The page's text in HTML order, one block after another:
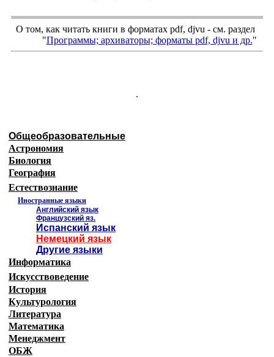
О том, как читать книги в форматах pdf, djvu - см. раздел
"Программы; архиваторы; форматы pdf, djvu и др."
.
Общеобразовательные
Астрономия
Биология
География
Естествознание
Иностранные языки
Английский язык
Французский яз.
Испанский язык
Немецкий язык
Другие языки
Информатика
Искусствоведение
История
Культурология
Литература
Математика
Менеджмент
ОБЖ